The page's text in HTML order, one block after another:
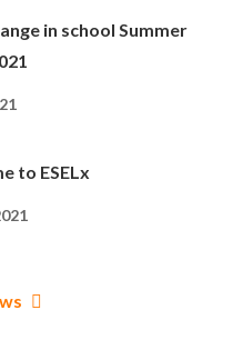
in school Summer
to ESELx